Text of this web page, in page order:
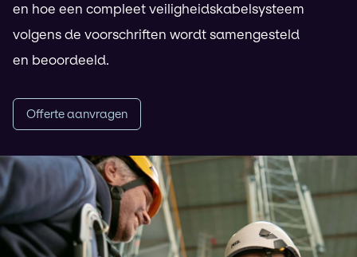
en hoe een compleet veiligheidskabelsysteem
volgens de voorschriften wordt samengesteld
en beoordeeld.
Offerte aanvragen